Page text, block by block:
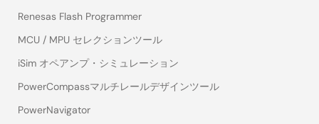
Renesas Flash Programmer
MCU / MPU セレクションツール
iSim オペアンプ・シミュレーション
PowerCompassマルチレールデザインツール
PowerNavigator